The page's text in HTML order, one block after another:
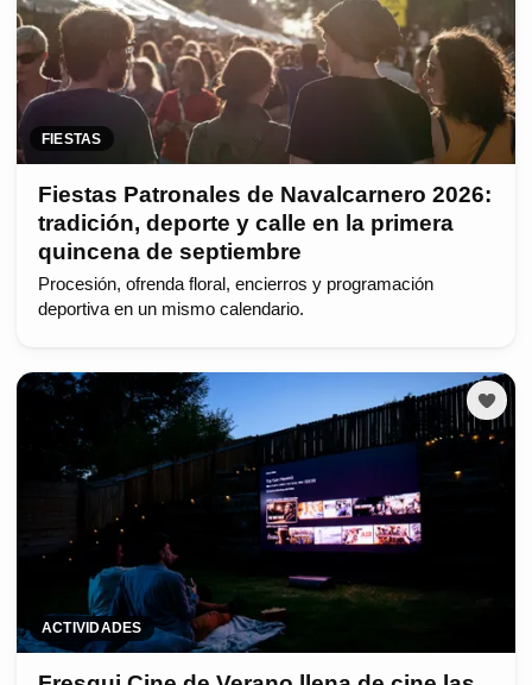
FIESTAS
Fiestas Patronales de Navalcarnero 2026:
tradición, deporte y calle en la primera
quincena de septiembre
Procesión, ofrenda floral, encierros y programación
deportiva en un mismo calendario.
ACTIVIDADES